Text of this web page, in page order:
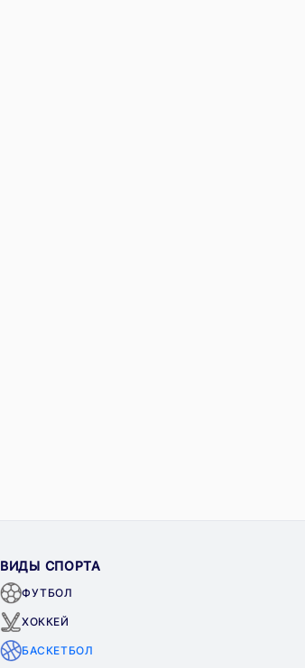
ВИДЫ СПОРТА
ФУТБОЛ
ХОККЕЙ
БАСКЕТБОЛ